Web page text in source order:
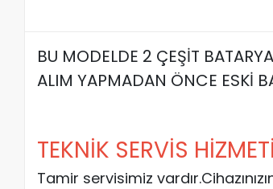
BU MODELDE 2 ÇEŞİT
ALIM YAPMADAN ÖNCE ESKİ
TEKNİK SERVİS HİZMETİ
Tamir servisimiz